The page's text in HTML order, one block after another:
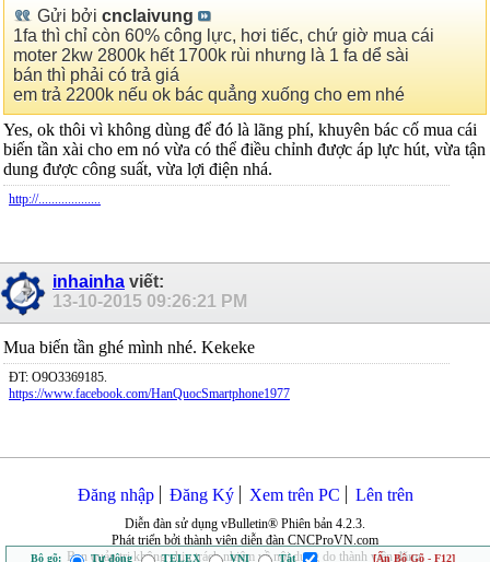
Gửi bởi cnclaivung
1fa thì chỉ còn 60% công lực, hơi tiếc, chứ giờ mua cái
moter 2kw 2800k hết 1700k rùi nhưng là 1 fa dể sài
bán thì phải có trả giá
em trả 2200k nếu ok bác quẳng xuống cho em nhé
Yes, ok thôi vì không dùng để đó là lãng phí, khuyên bác cố mua cái
biến tần xài cho em nó vừa có thể điều chỉnh được áp lực hút, vừa tận
dung được công suất, vừa lợi điện nhá.
http://...................
inhainha viết:
13-10-2015 09:26:21 PM
Mua biến tần ghé mình nhé. Kekeke
ĐT: O9O3369185.
https://www.facebook.com/HanQuocSmartphone1977
Đăng nhập Đăng Ký Xem trên PC Lên trên
Diễn đàn sử dụng vBulletin® Phiên bản 4.2.3.
Phát triển bởi thành viên diễn đàn CNCProVN.com
Ban quản trị không chịu trách nhiệm về nội dung do thành viên đăng.
Bộ gõ: Tự động TELEX VNI Tắt [Ẩn Bộ Gõ - F12]